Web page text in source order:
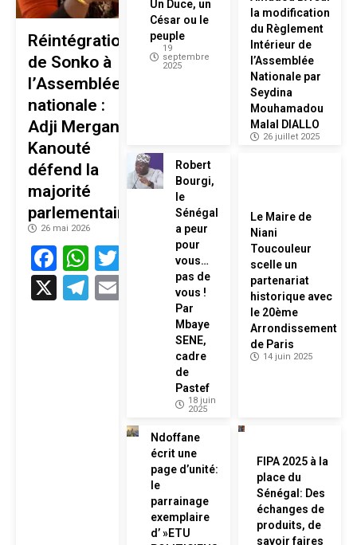
Réintégration
de Sonko à
l’Assemblée
nationale :
Adji Mergane
Kanouté
défend la
majorité
parlementaire
26 mai 2026
Facebook
WhatsApp
Twitter
X
Telegram
Email
Un Duce, un
César ou le
peuple
19
septembre
2025
la modification
du Règlement
Intérieur de
l’Assemblée
Nationale par
Seydina
Mouhamadou
Malal DIALLO
26 juillet 2025
Robert
Bourgi,
le
Sénégal
a peur
pour
vous…
pas de
vous !
Par
Mbaye
SENE,
cadre
de
Pastef
18 juin
2025
Le Maire de
Niani
Toucouleur
scelle un
partenariat
historique avec
le 20ème
Arrondissement
de Paris
14 juin 2025
Ndoffane
écrit une
page d’unité:
le
parrainage
exemplaire
d’ »ETU
FIPA 2025 à la
place du
Sénégal: Des
échanges de
produits, de
savoir faires